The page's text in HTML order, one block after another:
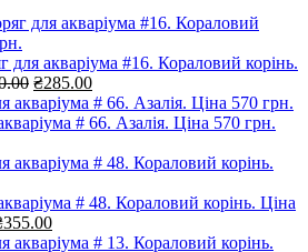
для акваріума #16. Кораловий корінь.
Оригінальна
ціна:
₴330.00.
₴285.00Поточна
ціна:
₴285.00.
# 66. Азалія. Ціна 570 грн.
# 48. Кораловий корінь. Ціна
355.00Поточна
ціна: